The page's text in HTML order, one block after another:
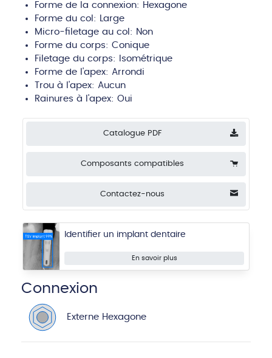
Forme de la connexion: Hexagone
Forme du col: Large
Micro-filetage au col: Non
Forme du corps: Conique
Filetage du corps:
Isométrique
Forme de l'apex: Arrondi
Trou à l'apex: Aucun
Rainures à l'apex: Oui
Catalogue PDF
Composants compatibles
Contactez-nous
Identifier un implant dentaire
En savoir plus
Connexion
Externe Hexagone